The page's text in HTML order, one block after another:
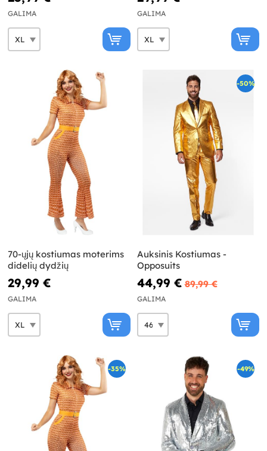
GALIMA GALIMA
70-ųjų kostiumas moterims
didelių dydžių
29,99 €
GALIMA
-50%
Auksinis Kostiumas -
Opposuits
44,99 € 89,99 €
GALIMA
-35% -49%